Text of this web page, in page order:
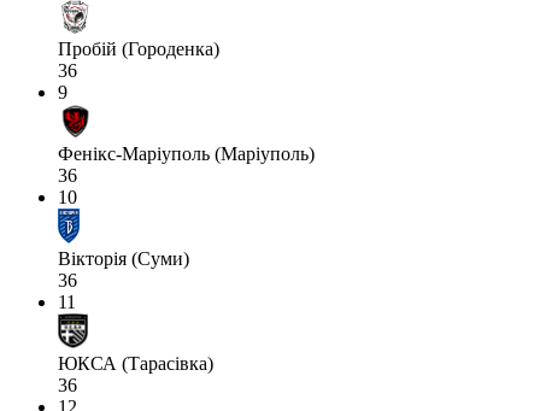
Пробій (Городенка)
36
9
Фенікс-Маріуполь (Маріуполь)
36
10
Вікторія (Суми)
36
11
ЮКСА (Тарасівка)
36